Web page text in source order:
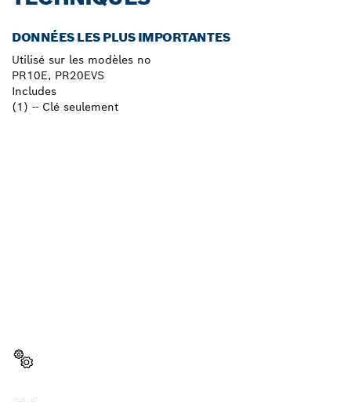
DONNÉES LES PLUS IMPORTANTES
Utilisé sur les modèles no
PR10E, PR20EVS
Includes
(1) -- Clé seulement